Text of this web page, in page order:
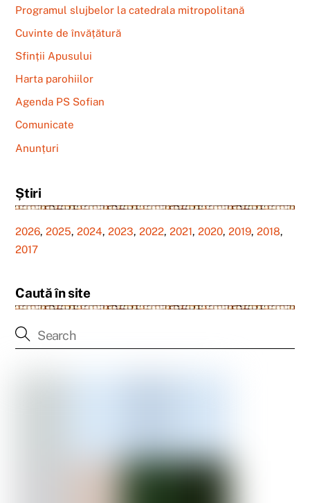
Programul slujbelor la catedrala mitropolitană
Cuvinte de învățătură
Sfinții Apusului
Harta parohiilor
Agenda PS Sofian
Comunicate
Anunțuri
Știri
2026,2025,2024,2023,2022,2021,2020,2019,2018,
2017
Caută în site